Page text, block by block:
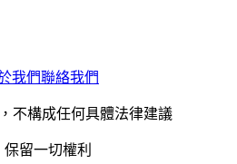
我們聯絡我們
不構成任何具體法律建議
留一切權利